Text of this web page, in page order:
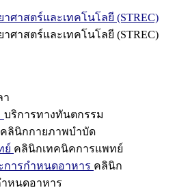
ศาสตร์และเทคโนโลยี (STREC)
ศาสตร์และเทคโนโลยี (STREC)
า
บริการทางทันตกรรม
คลินิกกายภาพบำบัด
ย์ คลินิกเทคนิคการแพทย์
ารกำหนดอาหาร คลินิก
หนดอาหาร